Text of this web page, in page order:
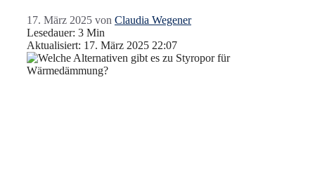
17. März 2025 von Claudia Wegener
Lesedauer: 3 Min
Aktualisiert: 17. März 2025 22:07